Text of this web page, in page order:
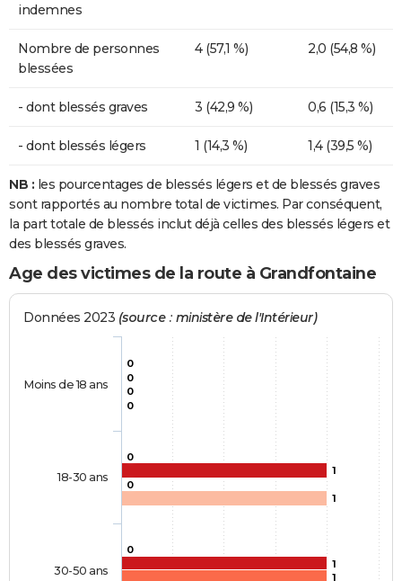
indemnes
Nombre de personnes
blessées
4 (57,1 %) 2,0 (54,8 %)
- dont blessés graves 3 (42,9 %) 0,6 (15,3 %)
- dont blessés légers 1 (14,3 %) 1,4 (39,5 %)
NB : les pourcentages de blessés légers et de blessés graves
sont rapportés au nombre total de victimes. Par conséquent,
la part totale de blessés inclut déjà celles des blessés légers et
des blessés graves.
Age des victimes de la route à Grandfontaine
Données 2023 (source : ministère de l'Intérieur)
0
0
0
0
1
1
0
0
1
0
1
Moins de 18 ans
18-30 ans
30-50 ans